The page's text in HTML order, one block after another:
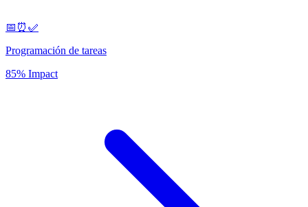
📅⏰✅
Programación de tareas
85% Impact